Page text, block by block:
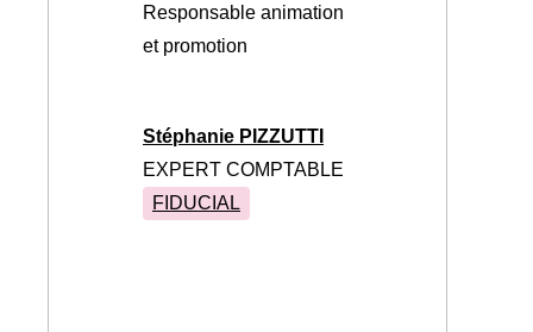
Responsable animation
et promotion
Stéphanie PIZZUTTI
EXPERT COMPTABLE
FIDUCIAL